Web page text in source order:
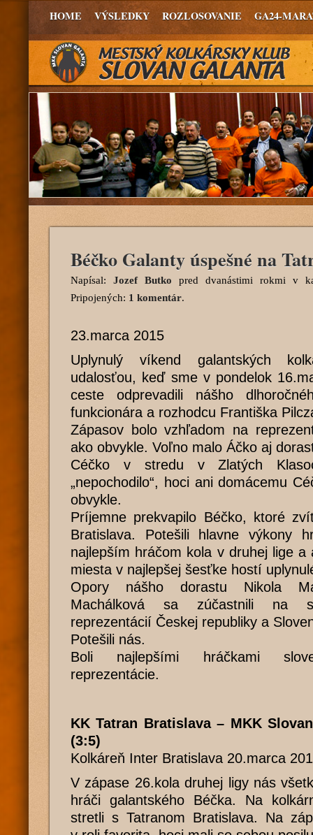
HOME VÝSLEDKY ROZLOSOVANIE GA24-
Béčko Galanty úspešné na
Napísal: Jozef Butko pred dvanástimi rokmi v
Pripojených: 1 komentár.
23.marca 2015
Uplynulý víkend galantských
udalosťou, keď sme v pondelok
ceste odprevadili nášho
funkcionára a rozhodcu Františka
Zápasov bolo vzhľadom na
ako obvykle. Voľno malo Áčko aj
Céčko v stredu v Zlatých
„nepochodilo“, hoci ani domácemu
obvykle.
Príjemne prekvapilo Béčko, ktoré
Bratislava. Potešili hlavne výkony
najlepším hráčom kola v druhej lige a
miesta v najlepšej šesťke hostí
Opory nášho dorastu Nikola
Machálková sa zúčastnili na
reprezentácií Českej republiky a
Potešili nás.
Boli najlepšími hráčkami
reprezentácie.
KK Tatran Bratislava – MKK
(3:5)
Kolkáreň Inter Bratislava 20.marca
V zápase 26.kola druhej ligy nás
hráči galantského Béčka. Na
stretli s Tatranom Bratislava. Na